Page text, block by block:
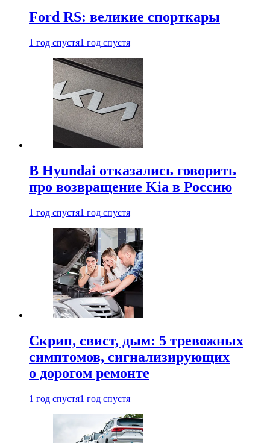
Ford RS: великие спорткары
1 год спустя1 год спустя
В Hyundai отказались говорить
про возвращение Kia в Россию
1 год спустя1 год спустя
Скрип, свист, дым: 5 тревожных
симптомов, сигнализирующих
о дорогом ремонте
1 год спустя1 год спустя